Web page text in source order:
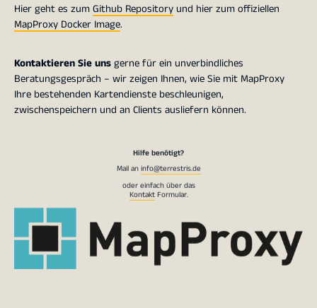
Hier geht es zumGithub Repositoryund hier zum offiziellen
MapProxy Docker Image.
Kontaktieren Sie unsgerne für ein unverbindliches
Beratungsgespräch – wir zeigen Ihnen, wie Sie mit MapProxy
Ihre bestehenden Kartendienste beschleunigen,
zwischenspeichern und an Clients ausliefern können.
Mail aninfo@terrestris.de
oder einfach über das
KontaktFormular.